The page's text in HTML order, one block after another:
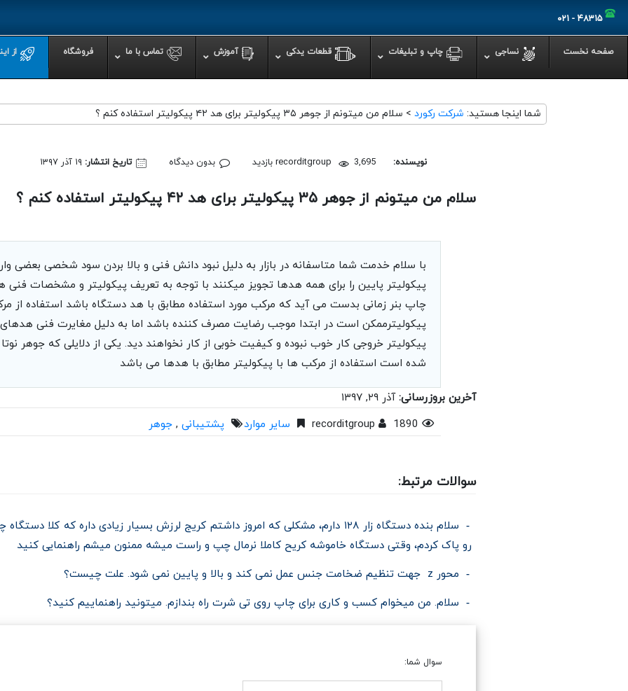
۴۸۳۱۵ - ۰۲۱
صفحه نخست نساجی چاپ‌ و تبلیغات قطعات یدکی آموزش
دستگاه چاپ روی پازل
تمیز کردن دستگاه پرس سابلیمیشن حرارتی
نکاتی برای جلوگیری از چاپ های بی کیفیت در دستگاه پرس حرارتی
تماس با ما فروشگاه از
شما اینجا هستید: شرکت رکورد > سلام من میتونم از جوهر ۳۵ پیکولیتر برای هد ۴۲ پیکولیتر استفاده کنم ؟
نویسنده: recorditgroup 3,695 بازدید بدون دیدگاه تاریخ انتشار:۱۹ آذر ۱۳۹۷
سلام من میتونم از جوهر ۳۵ پیکولیتر برای هد ۴۲ پیکولیتر استفاده کنم ؟
با سلام خدمت شما متاسفانه در بازار به دلیل نبود دانش فنی و بالا بردن سود شخصی بعضی
پیکولیتر پایین را برای همه هدها تجویز میکنند با توجه به تعریف پیکولیتر و مشخصات فنی
پیکولیتر خروجی کار خوب نبوده و کیفیت خوبی از کار نخواهند دید. یکی از دلایلی که جوهر
شده است استفاده از مرکب ها با پیکولیتر مطابق با هدها می باشد
آخرین بروزرسانی:آذر ۲۹, ۱۳۹۷
1890
recorditgroup سایر موارد پشتیبانی, جوهر
سوالات مرتبط:
سلام بنده دستگاه زار ۱۲۸ دارم، مشکلی که امروز داشتم کریج لرزش بسیار زیادی داره که کلا
رو پاک کردم، وقتی دستگاه خاموشه کریح کاملا نرمال چپ و راست میشه ممنون میشم راهنمایی کنید
محور z جهت تنظیم ضخامت جنس عمل نمی کند و بالا و پایین نمی شود. علت چیست؟
سلام. من میخوام کسب و کاری برای چاپ روی تی شرت راه بندازم. میتونید راهنماییم کنید؟
سوال شما: